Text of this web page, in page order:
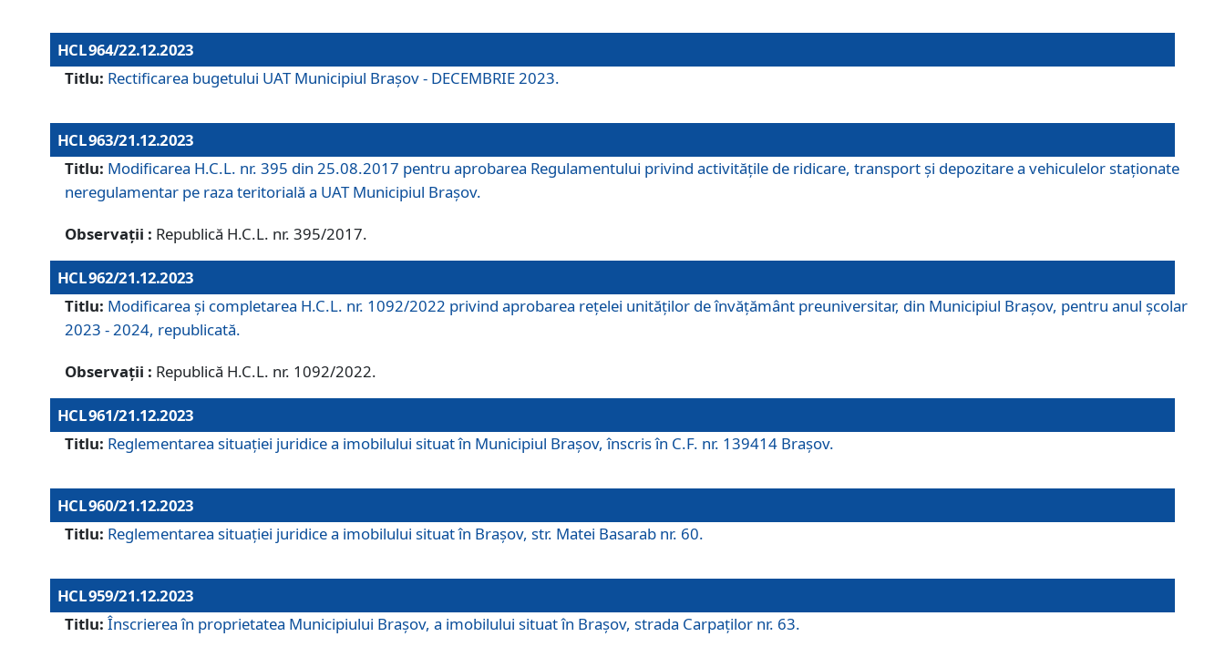
HCL 964/22.12.2023
Titlu: Rectificarea bugetului UAT Municipiul Braşov - DECEMBRIE 2023.
HCL 963/21.12.2023
Titlu: Modificarea H.C.L. nr. 395 din 25.08.2017 pentru aprobarea Regulamentului privind activitățile de ridicare, transport şi depozitare a vehiculelor staționate
neregulamentar pe raza teritorială a UAT Municipiul Braşov.
Observații : Republică H.C.L. nr. 395/2017.
HCL 962/21.12.2023
Titlu: Modificarea și completarea H.C.L. nr. 1092/2022 privind aprobarea rețelei unităților de învăţământ preuniversitar, din Municipiul Braşov, pentru anul școlar
2023 - 2024, republicată.
Observații : Republică H.C.L. nr. 1092/2022.
HCL 961/21.12.2023
Titlu: Reglementarea situației juridice a imobilului situat în Municipiul Brașov, înscris în C.F. nr. 139414 Brașov.
HCL 960/21.12.2023
Titlu: Reglementarea situației juridice a imobilului situat în Brașov, str. Matei Basarab nr. 60.
HCL 959/21.12.2023
Titlu: Înscrierea în proprietatea Municipiului Brașov, a imobilului situat în Brașov, strada Carpaților nr. 63.